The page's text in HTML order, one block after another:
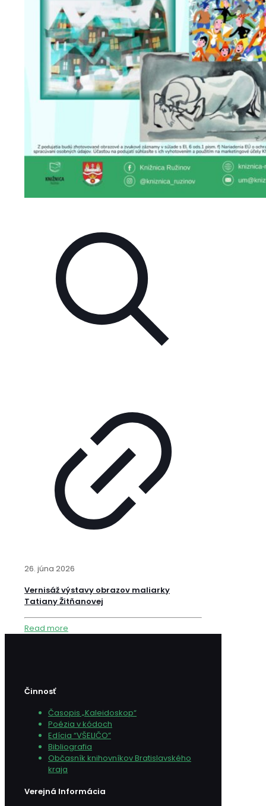
26. júna 2026
Vernisáž výstavy obrazov maliarky
Tatiany Žitňanovej
Read more
Činnosť
Časopis „Kaleidoskop“
Poézia v kódoch
Edícia “VŠELIČO”
Bibliografia
Občasník knihovníkov Bratislavského
kraja
Verejná Informácia